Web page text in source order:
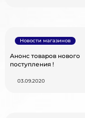
Анонс товаров нового
поступления !
Новости магазинов
03.09.2020